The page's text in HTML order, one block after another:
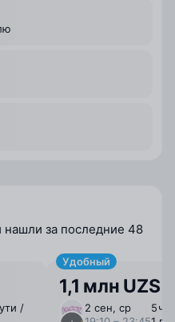
нашли за последние 48
/
Удобный
1,1 млн UZS
2 сен, ср
5 ⁠ч